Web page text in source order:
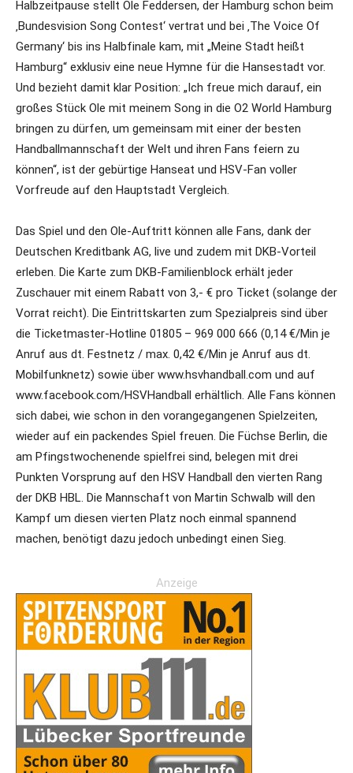
Halbzeitpause stellt Ole Feddersen, der Hamburg schon beim
‚Bundesvision Song Contest‘ vertrat und bei ‚The Voice Of
Germany‘ bis ins Halbfinale kam, mit „Meine Stadt heißt
Hamburg“ exklusiv eine neue Hymne für die Hansestadt vor.
Und bezieht damit klar Position: „Ich freue mich darauf, ein
großes Stück Ole mit meinem Song in die O2 World Hamburg
bringen zu dürfen, um gemeinsam mit einer der besten
Handballmannschaft der Welt und ihren Fans feiern zu
können“, ist der gebürtige Hanseat und HSV-Fan voller
Vorfreude auf den Hauptstadt Vergleich.
Das Spiel und den Ole-Auftritt können alle Fans, dank der
Deutschen Kreditbank AG, live und zudem mit DKB-Vorteil
erleben. Die Karte zum DKB-Familienblock erhält jeder
Zuschauer mit einem Rabatt von 3,- € pro Ticket (solange der
Vorrat reicht). Die Eintrittskarten zum Spezialpreis sind über
die Ticketmaster-Hotline 01805 – 969 000 666 (0,14 €/Min je
Anruf aus dt. Festnetz / max. 0,42 €/Min je Anruf aus dt.
Mobilfunknetz) sowie über www.hsvhandball.com und auf
www.facebook.com/HSVHandball erhältlich. Alle Fans können
sich dabei, wie schon in den vorangegangenen Spielzeiten,
wieder auf ein packendes Spiel freuen. Die Füchse Berlin, die
am Pfingstwochenende spielfrei sind, belegen mit drei
Punkten Vorsprung auf den HSV Handball den vierten Rang
der DKB HBL. Die Mannschaft von Martin Schwalb will den
Kampf um diesen vierten Platz noch einmal spannend
machen, benötigt dazu jedoch unbedingt einen Sieg.
Anzeige